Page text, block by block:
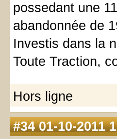
possedant une
abandonnée de
Investis dans la
Toute Traction,
Hors ligne
#34 01-10-2011